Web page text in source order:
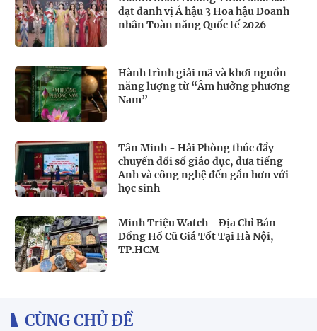
đạt danh vị Á hậu 3 Hoa hậu Doanh
nhân Toàn năng Quốc tế 2026
Hành trình giải mã và khơi nguồn
năng lượng từ “Âm hưởng phương
Nam”
Tân Minh - Hải Phòng thúc đẩy
chuyển đổi số giáo dục, đưa tiếng
Anh và công nghệ đến gần hơn với
học sinh
Minh Triệu Watch - Địa Chỉ Bán
Đồng Hồ Cũ Giá Tốt Tại Hà Nội,
TP.HCM
CÙNG CHỦ ĐỀ